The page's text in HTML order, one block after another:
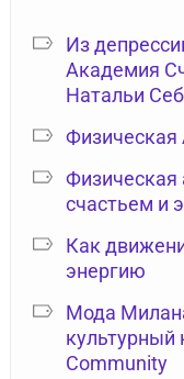
Из
Академия
Натальи
Физическая
Физическая
счастьем и
Как
энергию
Мода
культурный
Community